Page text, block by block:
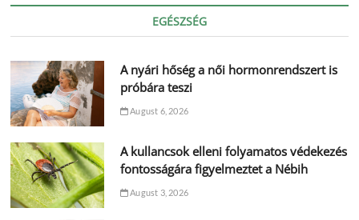
EGÉSZSÉG
A nyári hőség a női hormonrendszert is
próbára teszi
August 6, 2026
A kullancsok elleni folyamatos védekezés
fontosságára figyelmeztet a Nébih
August 3, 2026